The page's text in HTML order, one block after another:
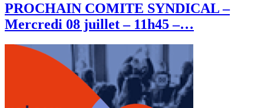
PROCHAIN COMITE SYNDICAL –
Mercredi 08 juillet – 11h45 –…